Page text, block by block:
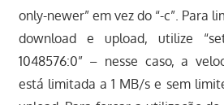
only-newer” em vez do “-c”. Para
download e upload, utilize
1048576:0” – nesse caso, a
está limitada a 1 MB/s e sem